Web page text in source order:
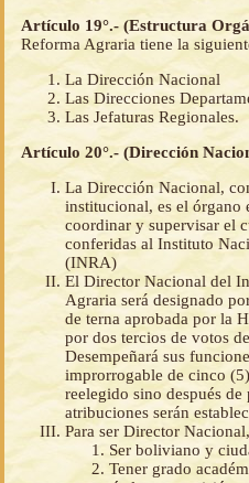
Artículo 19°.- (Estructura
Reforma Agraria tiene la
La Dirección Nacional
Las Direcciones
Las Jefaturas Regionales.
Artículo 20°.- (Dirección
La Dirección Nacional,
institucional, es el órgano
coordinar y supervisar el
conferidas al Instituto
(INRA)
El Director Nacional del
Agraria será designado
de terna aprobada por la
por dos tercios de votos
Desempeñará sus
improrrogable de cinco
reelegido sino después
atribuciones serán
Para ser Director
Ser boliviano y
Tener grado